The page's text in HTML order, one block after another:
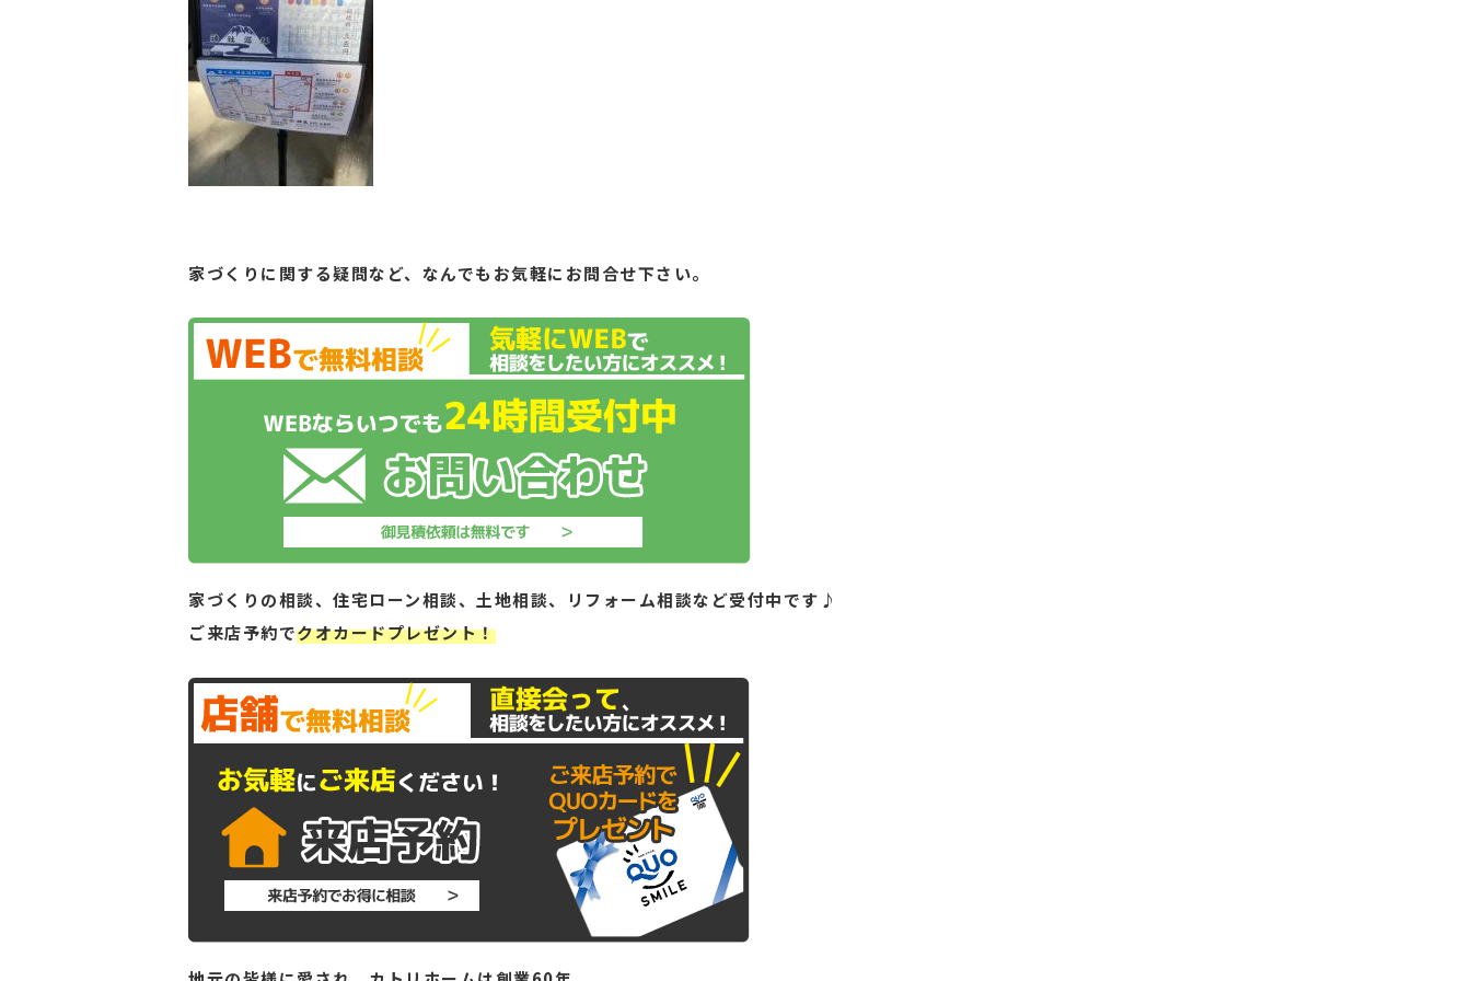
家づくりに関する疑問など、 なんでもお気軽にお問合せ下さい。
家づくりの相談、住宅ローン相談、土地相談、リフォーム相談など受付中です♪
ご来店予約でクオカードプレゼント！